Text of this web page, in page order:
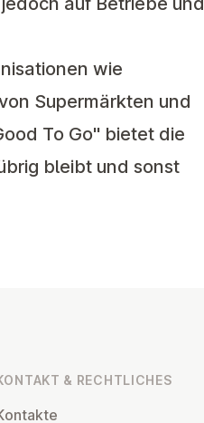
wie
Supermärkten und
To Go" bietet die
bleibt und sonst
& RECHT­LI­CHES